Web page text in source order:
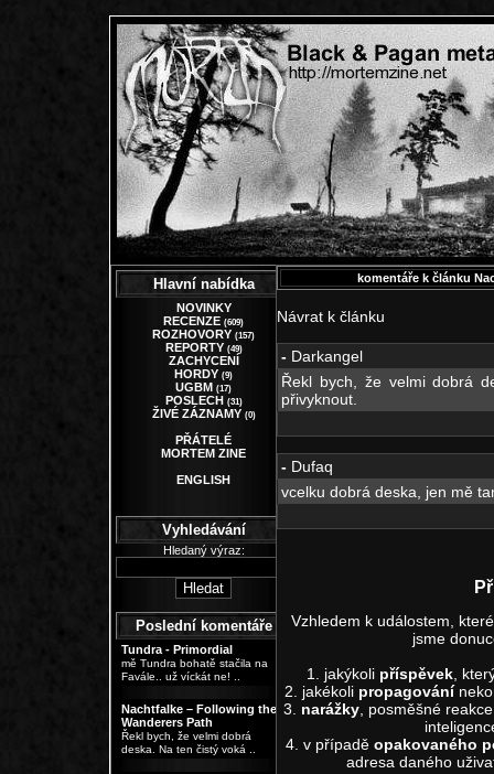
Hlavní nabídka
NOVINKY
RECENZE (609)
ROZHOVORY (157)
REPORTY (49)
ZACHYCENÍ
HORDY (9)
UGBM (17)
POSLECH (31)
ŽIVÉ ZÁZNAMY (0)
PŘÁTELÉ
MORTEM ZINE
ENGLISH
Vyhledávání
Hledaný výraz:
Poslední komentáře
Tundra - Primordial
mě Tundra bohatě stačila na
Favále.. už víckát ne! ..
Nachtfalke – Following the
Wanderers Path
Řekl bych, že velmi dobrá
deska. Na ten čistý voká ..
komentáře k článku
Návrat k článku
- Darkangel
Řekl bych, že velmi dobrá
přivyknout.
- Dufaq
vcelku dobrá deska, jen mě
Vzhledem k událostem,
jsme
1. jakýkoli příspěvek,
2. jakékoli propagování
3. narážky, posměšné
4. v případě opakovaného
adresa daného